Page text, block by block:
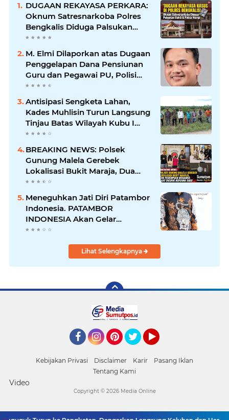
DUGAAN REKAYASA PERKARA:
Oknum Satresnarkoba Polres
Bengkalis Diduga Palsukan
Barang Bukti Hingga Paksa
Warga Hadir di TKP
M. Elmi Dilaporkan atas Dugaan
Penggelapan Dana Pensiunan
Guru dan Pegawai PU, Polisi
Pastikan Proses Hukum
Berjalan
Antisipasi Sengketa Lahan,
Kades Muhlisin Turun Langsung
Tinjau Batas Wilayah Kubu I
yang Diduga Diserobot PT Jatim
BREAKING NEWS: Polsek
Gunung Malela Gerebek
Lokalisasi Bukit Maraja, Dua
Perempuan Menangis Saat
Diciduk Bersama Sabu
Meneguhkan Jati Diri Patambor
Indonesia. PATAMBOR
INDONESIA Akan Gelar
RAKERNAS II Di Jakarta.
Lihat Selengkapnya
Kebijakan Privasi Disclaimer Karir
Pasang Iklan
Tentang Kami
Video
Copyright © 2026 Media Online